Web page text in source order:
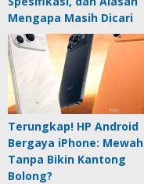
Mengapa Masih Dicari
Terungkap! HP Android
Bergaya iPhone: Mewah
Tanpa Bikin Kantong
Bolong?